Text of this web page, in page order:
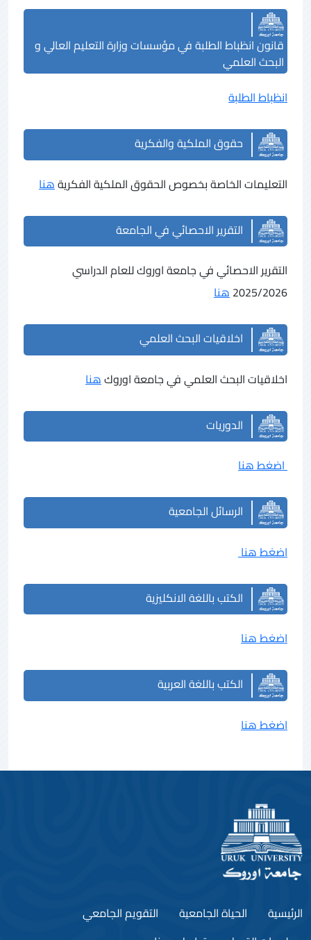
قانون انظباط الطلبة في مؤسسات وزارة التعليم العالي و
البحث العلمي
انظباط الطلبة
حقوق الملكية والفكرية
التعليمات الخاصة بخصوص الحقوق الملكية الفكريةهنا
التقرير الاحصائي في الجامعة
التقرير الاحصائي في جامعة اوروك للعام الدراسي
2025/2026هنا
اخلاقيات البحث العلمي
اخلاقيات البحث العلمي في جامعة اوروكهنا
الدوريات
اضغط هنا
الرسائل الجامعية
اضغط هنا
الكتب باللغة الانكليزية
اضغط هنا
الكتب باللغة العربية
اضغط هنا
الرئيسية الحياة الجامعية
التقويم الجامعي